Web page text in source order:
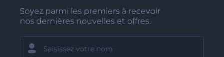
Soyez parmi les premiers à recevoir
nos dernières nouvelles et offres.